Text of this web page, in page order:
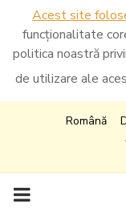
Acest site
funcționalitate
politica noastră
de utilizare ale
Română
PRIMARY